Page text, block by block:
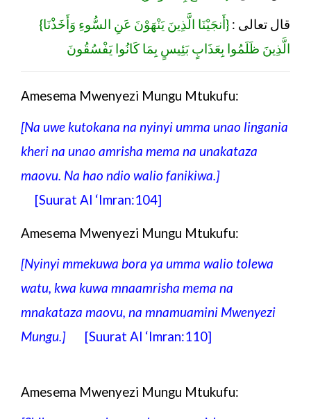
{
قال تعالى : {أَنجَيْنَا الَّذِينَ يَنْهَوْنَ عَنِ السُّوءِ وَأَخَذْنَا
الَّذِينَ ظَلَمُوا بِعَذَابٍ بَئِيسٍ بِمَا كَانُوا يَفْسُقُونَ
Amesema Mwenyezi Mungu Mtukufu:
[Na uwe kutokana na nyinyi umma unao lingania
kheri na unao amrisha mema na unakataza
maovu. Na hao ndio walio fanikiwa.]
[Suurat Al ‘Imran:104]
Amesema Mwenyezi Mungu Mtukufu:
[Nyinyi mmekuwa bora ya umma walio tolewa
watu, kwa kuwa mnaamrisha mema na
mnakataza maovu, na mnamuamini Mwenyezi
Mungu.] [Suurat Al ‘Imran:110]
Amesema Mwenyezi Mungu Mtukufu: